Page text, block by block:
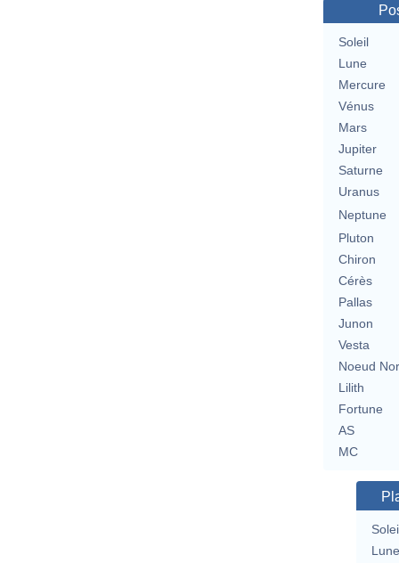
Soleil
Lune
Mercure
Vénus
Mars
Jupiter
Saturne
Uranus
Neptune
Pluton
Chiron
Cérès
Pallas
Junon
Vesta
Noeud
Lilith
Fortune
AS
MC
Lune